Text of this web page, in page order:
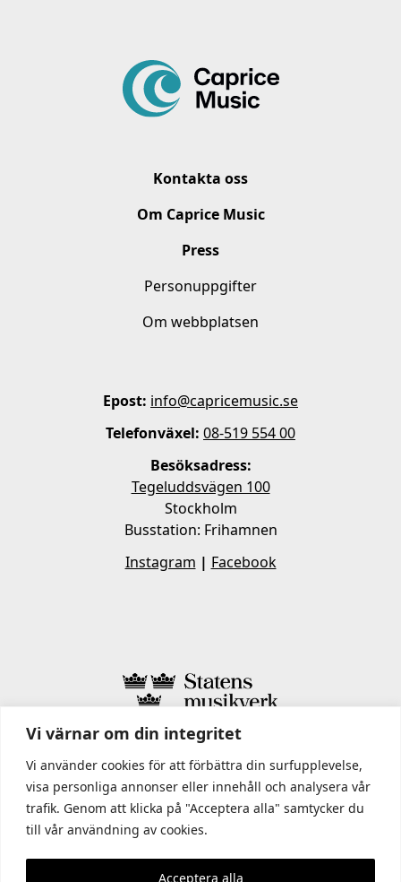
Vi värnar om din integritet
Vi använder cookies för att förbättra din surfupplevelse,
visa personliga annonser eller innehåll och analysera vår
trafik. Genom att klicka på "Acceptera alla" samtycker du
till vår användning av cookies.
Acceptera alla
Kontakta oss
Om Caprice Music
Press
Personuppgifter
Om webbplatsen
Epost: info@capricemusic.se
Telefonväxel: 08-519 554 00
Besöksadress:
Tegeluddsvägen 100
Stockholm
Busstation: Frihamnen
Instagram | Facebook
I STATENS MUSIKVERK INGÅR